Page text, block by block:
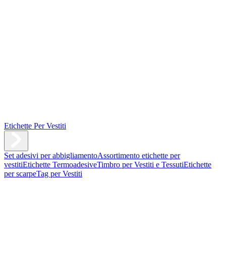
Etichette Per Vestiti
Set adesivi per abbigliamentoAssortimento etichette per
vestitiEtichette TermoadesiveTimbro per Vestiti e TessutiEtichette
per scarpeTag per Vestiti